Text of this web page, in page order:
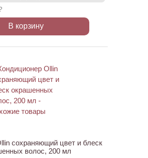
В корзину
сохраняющий цвет и блеск
волос, 200 мл